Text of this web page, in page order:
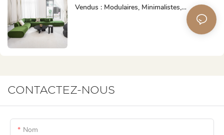
Vendus : Modulaires, Minimalistes,
CONTACTEZ-NOUS
Nom